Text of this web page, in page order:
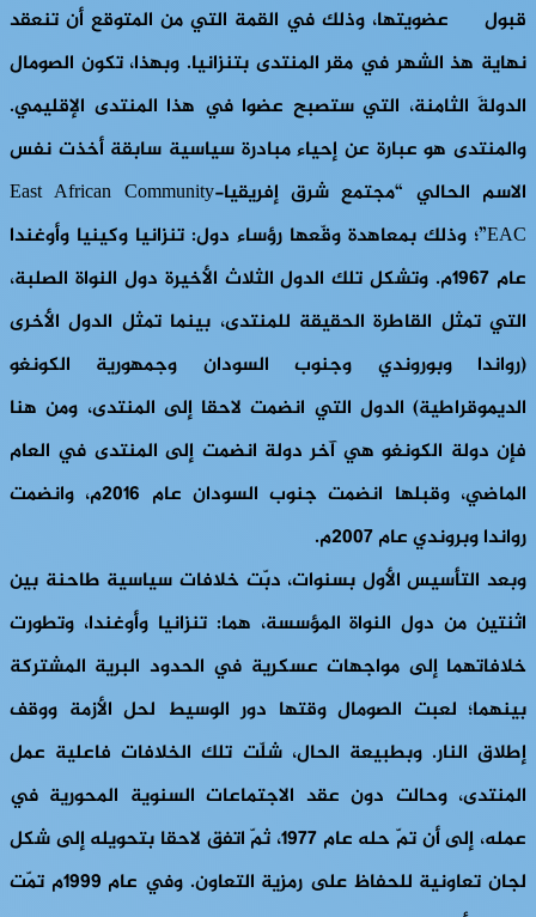
قبول عضويتها، وذلك في القمة التي من المتوقع أن تنعقد
نهاية هذ الشهر في مقر المنتدى بتنزانيا. وبهذا، تكون الصومال
الدولةَ الثامنة، التي ستصبح عضوا في هذا المنتدى الإقليمي.
والمنتدى هو عبارة عن إحياء مبادرة سياسية سابقة أخذت نفس
الاسم الحالي “مجتمع شرق إفريقياEast African Community-
EAC”؛ وذلك بمعاهدة وقّعها رؤساء دول: تنزانيا وكينيا وأوغندا
عام 1967م. وتشكل تلك الدول الثلاث الأخيرة دول النواة الصلبة،
التي تمثل القاطرة الحقيقة للمنتدى، بينما تمثل الدول الأخرى
(رواندا وبوروندي وجنوب السودان وجمهورية الكونغو
الديموقراطية) الدول التي انضمت لاحقا إلى المنتدى، ومن هنا
فإن دولة الكونغو هي آخر دولة انضمت إلى المنتدى في العام
الماضي، وقبلها انضمت جنوب السودان عام 2016م، وانضمت
رواندا وبروندي عام 2007م.
وبعد التأسيس الأول بسنوات، دبّت خلافات سياسية طاحنة بين
اثنتين من دول النواة المؤسسة، هما: تنزانيا وأوغندا، وتطورت
خلافاتهما إلى مواجهات عسكرية في الحدود البرية المشتركة
بينهما؛ لعبت الصومال وقتها دور الوسيط لحل الأزمة ووقف
إطلاق النار. وبطبيعة الحال، شلّت تلك الخلافات فاعلية عمل
المنتدى، وحالت دون عقد الاجتماعات السنوية المحورية في
عمله، إلى أن تمّ حله عام 1977، ثمّ اتفق لاحقا بتحويله إلى شكل
لجان تعاونية للحفاظ على رمزية التعاون. وفي عام 1999م تمّت